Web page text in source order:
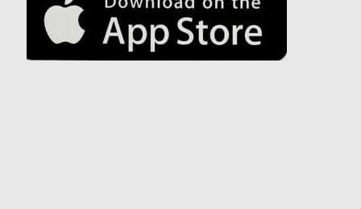
MATRIMONI
ONLINE CHECK-IN